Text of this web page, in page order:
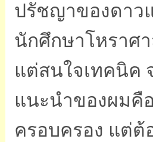
ปรัชญาของดาว
นักศึกษาโหราศ
แต่สนใจเทคนิค
แนะนำของผมคื
ครอบครอง แต่